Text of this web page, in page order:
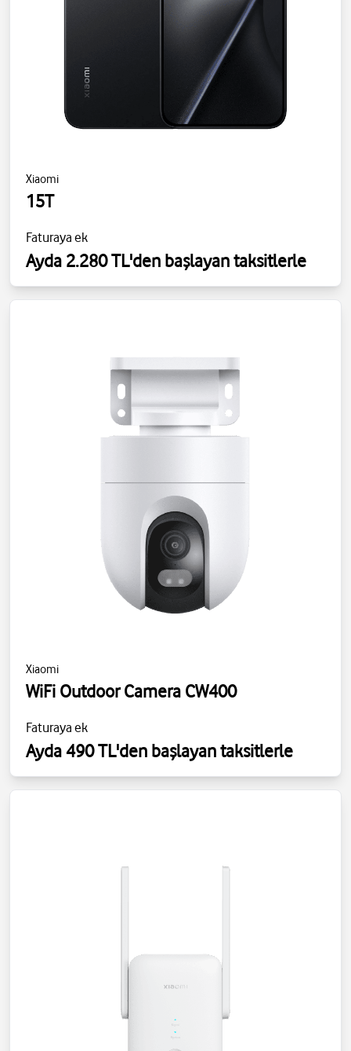
Xiaomi
15T
Faturaya ek
Ayda 2.280 TL'den başlayan taksitlerle
Xiaomi
WiFi Outdoor Camera CW400
Faturaya ek
Ayda 490 TL'den başlayan taksitlerle